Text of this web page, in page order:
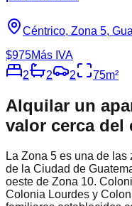
Céntrico, Zona 5,
$975Más IVA
2
2 2 75m²
Alquilar un
valor cerca
La Zona 5 es una de
de la Ciudad de
oeste de Zona 10.
Colonia Lourdes y